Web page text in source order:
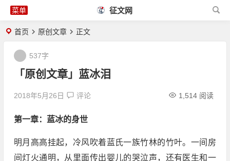
征文网
首页 原创文章 正文
「原创文章」蓝冰泪
2018年5月26日 评论 1,514 阅读
537字
第一章：蓝冰的身世
明月高高挂起，冷风吹着蓝氏一族竹林的竹叶。一间房
间灯火通明，从里面传出婴儿的哭泣声，还有医生和一